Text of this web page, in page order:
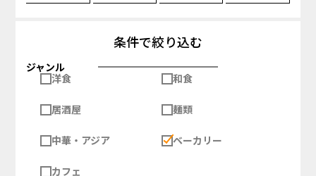
条件で絞り込む
ジャンル
洋食
和食
居酒屋 麺類
中華・アジア ベーカリー
カフェ